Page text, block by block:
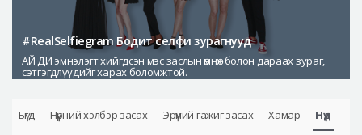
Ботокс , филлер
Галбиржуулах
Let Me In
Аюулгүй гоо сайхны мэс засал
#RealSelfiegram Бодит селфи зурагнууд
АЙ ДИ эмнэлэгт хийгдсэн мэс заслын өмнөх болон дараах зураг,
сэтгэгдлүүдийг харах боломжтой.
Бүгд Нүүрний хэлбэр засах Эрүүний гажиг засах Хамар Нүд